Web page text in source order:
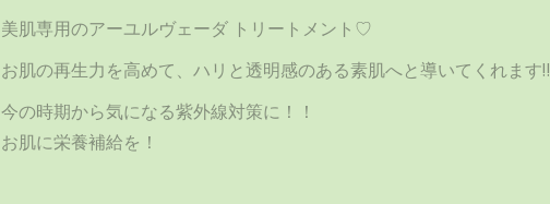
美肌専用のアーユルヴェーダ トリートメント♡
お肌の再生力を高めて、ハリと透明感のある素肌へと導いてくれます‼
今の時期から気になる紫外線対策に！！
お肌に栄養補給を！